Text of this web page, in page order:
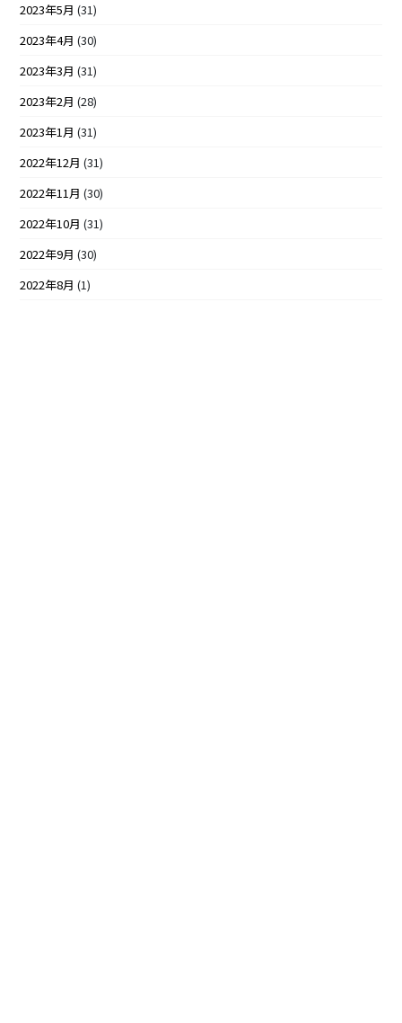
2023年5月 (31)
2023年4月 (30)
2023年3月 (31)
2023年2月 (28)
2023年1月 (31)
2022年12月 (31)
2022年11月 (30)
2022年10月 (31)
2022年9月 (30)
2022年8月 (1)